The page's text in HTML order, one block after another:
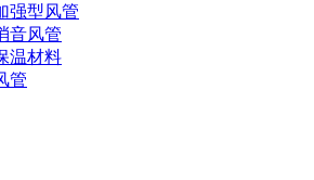
强型风管
音风管
温材料
管